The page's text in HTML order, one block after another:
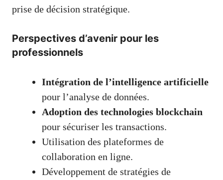
prise de décision stratégique.
Perspectives d’avenir pour les
professionnels
Intégration de l’intelligence artificielle
pour l’analyse de données.
Adoption des technologies blockchain
pour sécuriser les transactions.
Utilisation des plateformes de
collaboration en ligne.
Développement de stratégies de